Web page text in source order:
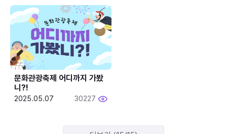
문화관광축제 어디까지 가봤
니?!
2025.05.07 30227